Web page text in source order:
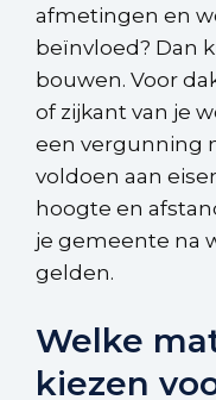
afmetingen en
beïnvloed? Dan
bouwen. Voor
of zijkant van je
een vergunning
voldoen aan
hoogte en
je gemeente na
gelden.
Welke
kiezen